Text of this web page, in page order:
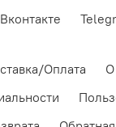
Вконтакте
Оплата О